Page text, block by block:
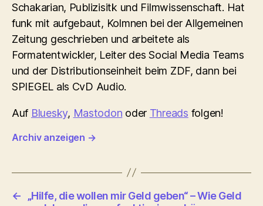
Schakarian, Publizisitk und Filmwissenschaft. Hat
funk mit aufgebaut, Kolmnen bei der Allgemeinen
Zeitung geschrieben und arbeitete als
Formatentwickler, Leiter des Social Media Teams
und der Distributionseinheit beim ZDF, dann bei
SPIEGEL als CvD Audio.
Auf Bluesky, Mastodon oder Threads folgen!
Archiv anzeigen →
←
„Hilfe, die wollen mir Geld geben“ – Wie Geld